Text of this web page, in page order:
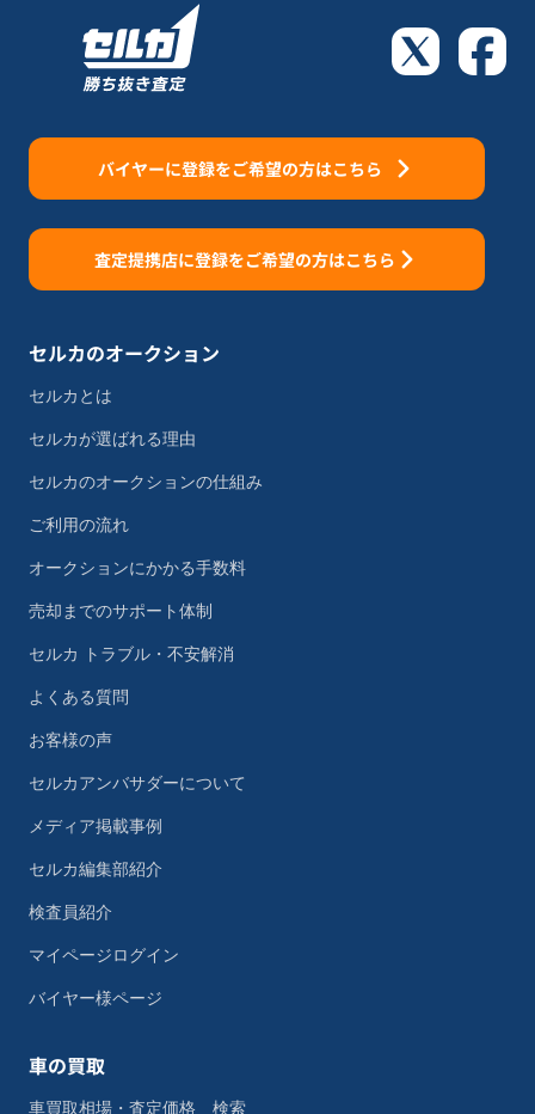
バイヤーに登録をご希望の方はこちら
査定提携店に登録をご希望の方はこちら
セルカのオークション
セルカとは
セルカが選ばれる理由
セルカのオークションの仕組み
ご利用の流れ
オークションにかかる手数料
売却までのサポート体制
セルカ トラブル・不安解消
よくある質問
お客様の声
セルカアンバサダーについて
メディア掲載事例
セルカ編集部紹介
検査員紹介
マイページログイン
バイヤー様ページ
車の買取
車買取相場・査定価格 検索